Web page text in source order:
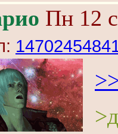
Пн 12